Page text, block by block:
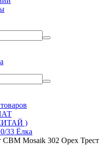
)
33 Ёлка
Mosaik 302 Орех